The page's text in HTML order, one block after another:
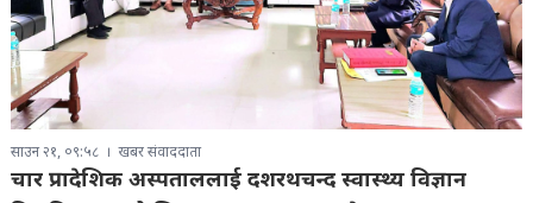
साउन २१, ०९:५८ खबर संवाददाता
चार प्रादेशिक अस्पताललाई दशरथचन्द स्वास्थ्य विज्ञान